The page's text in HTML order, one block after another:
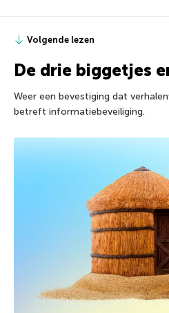
Volgende lezen
De drie biggetjes
Weer een bevestiging dat
betreft informatiebeveiliging.